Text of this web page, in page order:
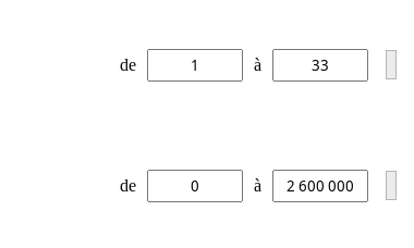
de à
de à